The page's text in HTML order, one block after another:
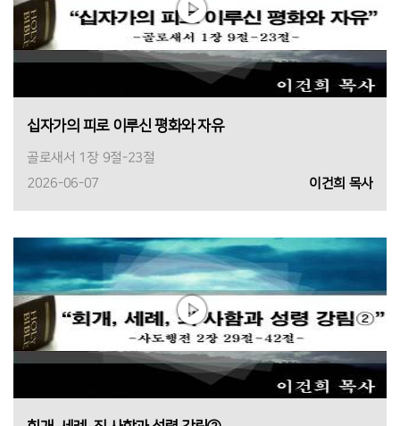
십자가의 피로 이루신 평화와 자유
골로새서 1장 9절-23절
2026-06-07
이건희 목사